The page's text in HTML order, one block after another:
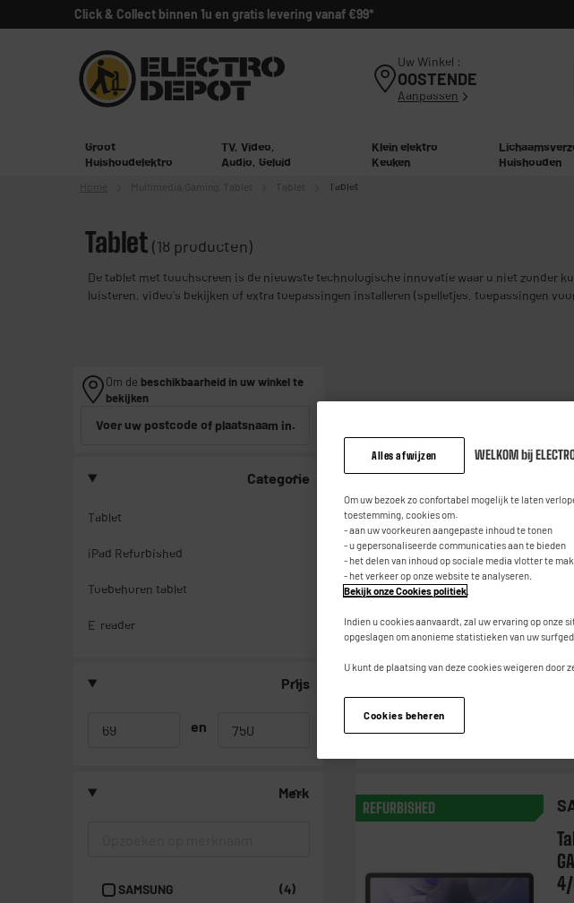
Click & Collect binnen 1u en gratis levering vanaf €99*
Uw Winkel :
OOSTENDE
Aanpassen
Groot
Huishoudelektro
TV, Video,
Audio, Geluid
Klein elektro
Keuken
Huishouden
Gaming, Tablet Tablet Tablet
Tablet (18 producten)
De tablet met touchscreen is de nieuwste technologische innovatie waar u niet zonder
luisteren, video's bekijken of extra toepassingen installeren (spelletjes, toepassingen
Om de beschikbaarheid in uw winkel te
bekijken
Voer uw postcode of plaatsnaam in.
Categorie
Tablet
iPad Refurbished
Toebehoren tablet
E-reader
Prijs
en
Merk
SAMSUNG (4)
Vergelijk
REFURBISHED
4/
Alles afwijzen WELKOM bij
Om uw bezoek zo confortabel mogelijk te laten
toestemming, cookies om:
- aan uw voorkeuren aangepaste inhoud te tonen
- u gepersonaliseerde communicaties aan te bieden
- het delen van inhoud op sociale media vlotter te
- het verkeer op onze website te analyseren.
Bekijk onze Cookies politiek
Indien u cookies aanvaardt, zal uw ervaring op onze
opgeslagen om anonieme statistieken van uw
U kunt de plaatsing van deze cookies weigeren
Cookies beheren